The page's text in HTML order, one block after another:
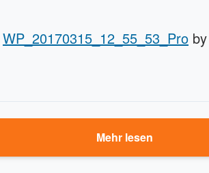
WP_20170315_12_55_53_Pro by
Mehr lesen